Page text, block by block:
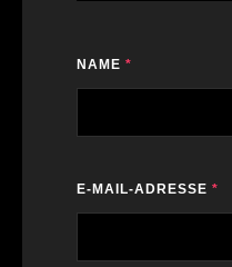
NAME *
E-MAIL-ADRESSE *